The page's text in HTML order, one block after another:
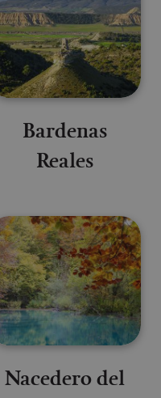
Bardenas
Reales
Nacedero del